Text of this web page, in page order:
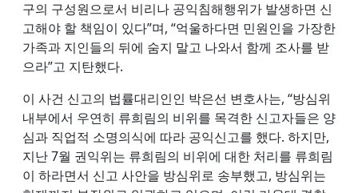
구의 구성원으로서 비리나 공익침해행위가 발생하면 신
고해야 할 책임이 있다”며, “억울하다면 민원인을 가장한
가족과 지인들의 뒤에 숨지 말고 나와서 함께 조사를 받
으라”고 지탄했다.
이 사건 신고의 법률대리인인 박은선 변호사는, “방심위
내부에서 우연히 류희림의 비위를 목격한 신고자들은 양
심과 직업적 소명의식에 따라 공익신고를 했다. 하지만,
지난 7월 권익위는 류희림의 비위에 대한 처리를 류희림
이 하라면서 신고 사안을 방심위로 송부했고, 방심위는